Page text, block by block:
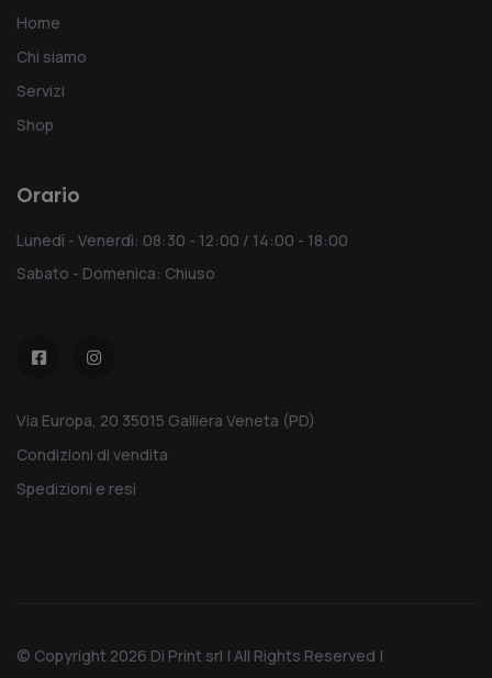
Home
Chi siamo
Servizi
Shop
Orario
Lunedì - Venerdì: 08:30 - 12:00 / 14:00 - 18:00
Sabato - Domenica: Chiuso
Via Europa, 20 35015 Galliera Veneta (PD)
Condizioni di vendita
Spedizioni e resi
© Copyright 2026 Di Print srl | All Rights Reserved |